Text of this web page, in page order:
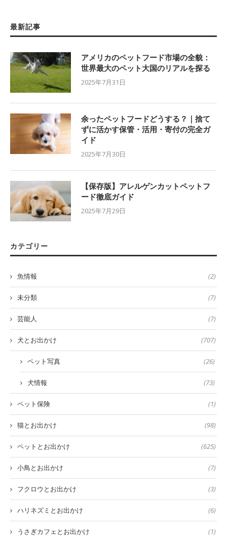
最新記事
アメリカのペットフード市場の全貌：
世界最大のペット大国のリアルを探る
2025年7月31日
余ったペットフードどうする？｜捨て
ずに活かす保管・活用・寄付の完全ガ
イド
2025年7月30日
【保存版】アレルゲンカットペットフ
ード徹底ガイド
2025年7月29日
カテゴリー
魚情報 (2)
未分類 (7)
芸能人 (7)
犬とお出かけ (707)
ペット写真 (26)
犬情報 (73)
ペット保険 (1)
猫とお出かけ (98)
ペットとお出かけ (625)
小鳥とお出かけ (7)
フクロウとお出かけ (3)
ハリネズミとお出かけ (6)
うさぎカフェとお出かけ (1)